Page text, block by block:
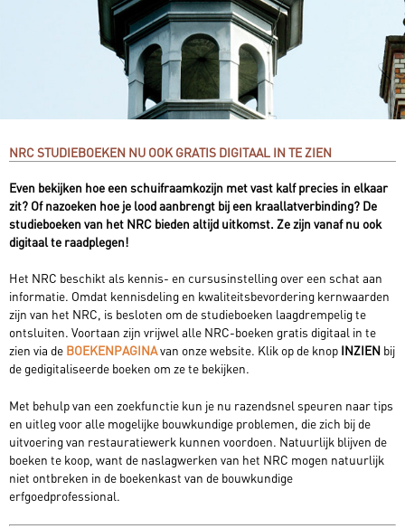
OVER DE DOCENTEN
INCOMPANY-CURSUS PARTNERS
NRC STUDIEBOEKEN NU OOK GRATIS DIGITAAL IN TE ZIEN
Even bekijken hoe een schuifraamkozijn met vast kalf precies in elkaar
zit? Of nazoeken hoe je lood aanbrengt bij een kraallatverbinding? De
studieboeken van het NRC bieden altijd uitkomst. Ze zijn vanaf nu ook
digitaal te raadplegen!
Het NRC beschikt als kennis- en cursusinstelling over een schat aan
informatie. Omdat kennisdeling en kwaliteitsbevordering kernwaarden
zijn van het NRC, is besloten om de studieboeken laagdrempelig te
ontsluiten. Voortaan zijn vrijwel alle NRC-boeken gratis digitaal in te
zien via de BOEKENPAGINAvan onze website. Klik op de knop INZIEN bij
de gedigitaliseerde boeken om ze te bekijken.
Met behulp van een zoekfunctie kun je nu razendsnel speuren naar tips
en uitleg voor alle mogelijke bouwkundige problemen, die zich bij de
uitvoering van restauratiewerk kunnen voordoen. Natuurlijk blijven de
boeken te koop, want de naslagwerken van het NRC mogen natuurlijk
niet ontbreken in de boekenkast van de bouwkundige
erfgoedprofessional.